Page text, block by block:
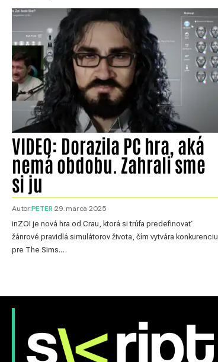
VIDEO: Dorazila PC hra, aká
nemá obdobu. Zahrali sme
si ju
Autor:PETER 29. marca 2025
inZOI je nová hra od Crau, ktorá si trúfa predefinovať
žánrové pravidlá simulátorov života, čím vytvára konkurenciu
pre The Sims.…